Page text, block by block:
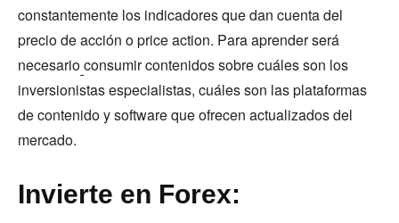
constantemente los indicadores que dan cuenta del
precio de acción o price action. Para aprender será
necesarioconsumir contenidos sobre cuáles son los
inversionistas especialistas, cuáles son las plataformas
de contenido y software que ofrecen actualizados del
mercado.
Invierte en Forex: